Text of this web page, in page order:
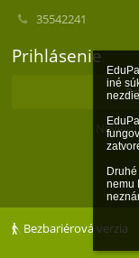
iné
nemu
35542241
Prihlásenie
Bezbariérová verzia